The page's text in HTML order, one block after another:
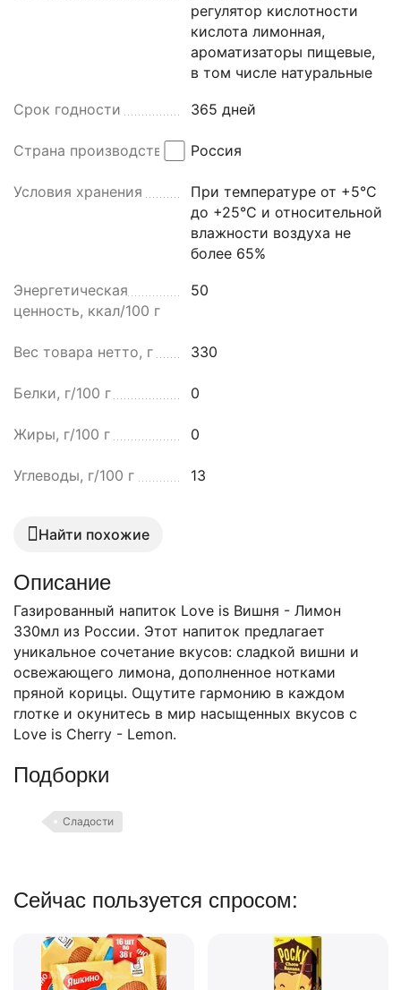
регулятор кислотности
кислота лимонная,
ароматизаторы пищевые,
в том числе натуральные
Срок годности 365 дней
Страна производства Россия
Условия хранения
При температуре от +5°C
до +25°C и относительной
влажности воздуха не
более 65%
Энергетическая
ценность, ккал/100 г
50
Вес товара нетто, г 330
Белки, г/100 г 0
Жиры, г/100 г 0
Углеводы, г/100 г 13
Найти похожие
Описание
Газированный напиток Love is Вишня - Лимон
330мл из России. Этот напиток предлагает
уникальное сочетание вкусов: сладкой вишни и
освежающего лимона, дополненное нотками
пряной корицы. Ощутите гармонию в каждом
глотке и окунитесь в мир насыщенных вкусов с
Love is Cherry - Lemon.
Подборки
Сладости
Сейчас пользуется спросом: